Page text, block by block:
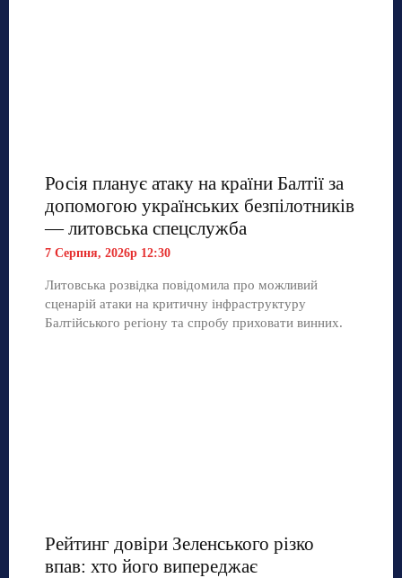
Росія планує атаку на країни Балтії за
допомогою українських безпілотників
— литовська спецслужба
7 Серпня, 2026р 12:30
Литовська розвідка повідомила про можливий
сценарій атаки на критичну інфраструктуру
Балтійського регіону та спробу приховати винних.
Рейтинг довіри Зеленського різко
впав: хто його випереджає